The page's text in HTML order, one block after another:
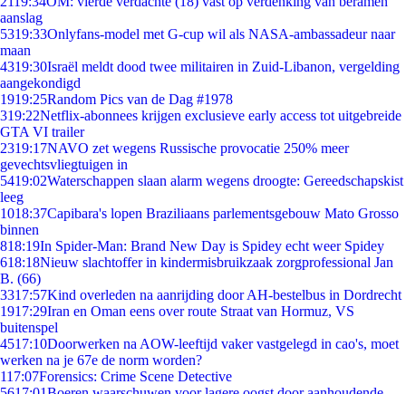
aanslag
5319:33Onlyfans-model met G-cup wil als NASA-ambassadeur naar
maan
4319:30Israël meldt dood twee militairen in Zuid-Libanon, vergelding
aangekondigd
1919:25Random Pics van de Dag #1978
319:22Netflix-abonnees krijgen exclusieve early access tot uitgebreide
GTA VI trailer
2319:17NAVO zet wegens Russische provocatie 250% meer
gevechtsvliegtuigen in
5419:02Waterschappen slaan alarm wegens droogte: Gereedschapskist
leeg
1018:37Capibara's lopen Braziliaans parlementsgebouw Mato Grosso
binnen
818:19In Spider-Man: Brand New Day is Spidey echt weer Spidey
618:18Nieuw slachtoffer in kindermisbruikzaak zorgprofessional Jan
B. (66)
3317:57Kind overleden na aanrijding door AH-bestelbus in Dordrecht
1917:29Iran en Oman eens over route Straat van Hormuz, VS
buitenspel
4517:10Doorwerken na AOW-leeftijd vaker vastgelegd in cao's, moet
werken na je 67e de norm worden?
117:07Forensics: Crime Scene Detective